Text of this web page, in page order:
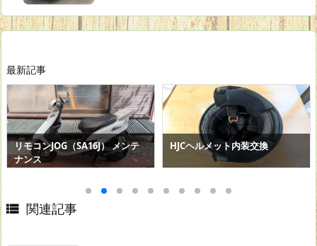
最新記事
リモコンJOG（SA16J） メンテ
ナンス
HJCヘルメット内装交換
 関連記事